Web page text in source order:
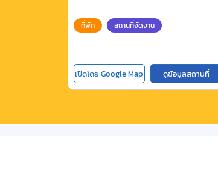
ที่พัก สถานที่จัดงาน
เปิดโดย Google Map ดูข้อมูลสถานที่